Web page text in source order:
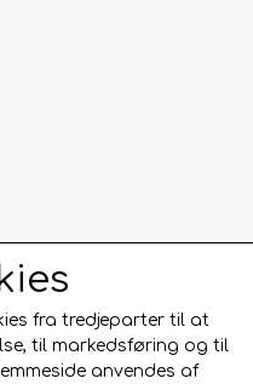
fra tredjeparter til at
til markedsføring og til
anvendes af